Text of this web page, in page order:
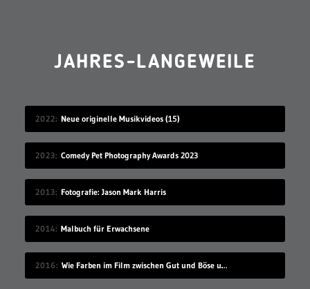
JAHRES-LANGEWEILE
2022 Neue originelle Musikvideos (15)
2023 Comedy Pet Photography Awards 2023
2013 Fotografie: Jason Mark Harris
2014 Malbuch für Erwachsene
2016 Wie Farben im Film zwischen Gut und Böse unterscheiden